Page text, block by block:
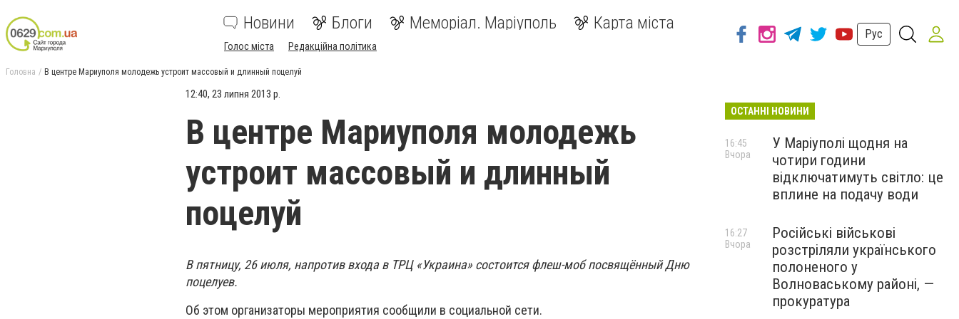
Новини Блоги Меморіал. Маріуполь Карта міста
Голос міста Редакційна політика
Рус
Головна В центре Мариуполя молодежь устроит массовый и длинный поцелуй
12:40, 23 липня 2013 р.
В центре Мариуполя молодежь
устроит массовый и длинный
поцелуй
В пятницу, 26 июля, напротив входа в ТРЦ «Украина» состоится флеш-моб посвящённый Дню
поцелуев.
Об этом организаторы мероприятия сообщили в социальной сети.
ОСТАННІ НОВИНИ
У Маріуполі щодня на
чотири години
відключатимуть світло: це
вплине на подачу води
16:45
Вчора
Російські військові
розстріляли українського
полоненого у
Волноваському районі, —
прокуратура
16:27
Вчора